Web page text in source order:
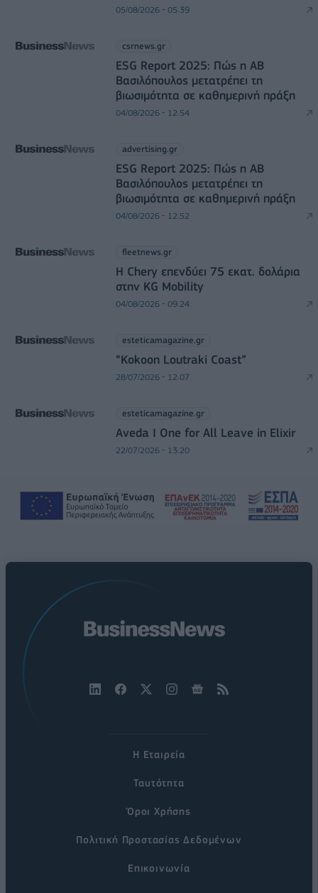
05/08/2026 - 05:39
csrnews.gr
ESG Report 2025: Πώς η ΑΒ
Βασιλόπουλος μετατρέπει τη
βιωσιμότητα σε καθημερινή πράξη
04/08/2026 - 12:54
advertising.gr
ESG Report 2025: Πώς η ΑΒ
Βασιλόπουλος μετατρέπει τη
βιωσιμότητα σε καθημερινή πράξη
04/08/2026 - 12:52
fleetnews.gr
Η Chery επενδύει 75 εκατ. δολάρια
στην KG Mobility
04/08/2026 - 09:24
esteticamagazine.gr
“Kokoon Loutraki Coast”
28/07/2026 - 12:07
esteticamagazine.gr
Aveda I One for All Leave in Elixir
22/07/2026 - 13:20
Η Εταιρεία
Ταυτότητα
Όροι Χρήσης
Πολιτική Προστασίας Δεδομένων
Επικοινωνία